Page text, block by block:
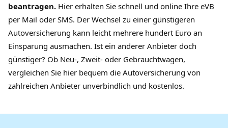
beantragen. Hier erhalten Sie schnell und online Ihre eVB
per Mail oder SMS. Der Wechsel zu einer günstigeren
Autoversicherung kann leicht mehrere hundert Euro an
Einsparung ausmachen. Ist ein anderer Anbieter doch
günstiger? Ob Neu-, Zweit- oder Gebrauchtwagen,
vergleichen Sie hier bequem die Autoversicherung von
zahlreichen Anbieter unverbindlich und kostenlos.